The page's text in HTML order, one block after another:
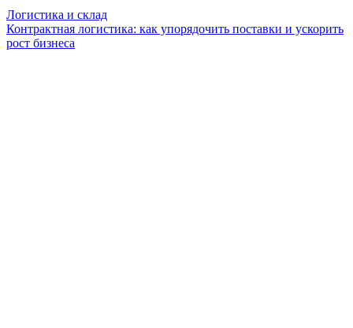
Логистика и склад
Контрактная логистика: как упорядочить поставки и ускорить
рост бизнеса